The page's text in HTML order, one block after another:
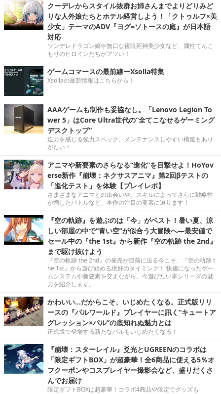
クーデレからスタイル抜群お姉さんまでよりどりみど
りな人外娘たちとホテル経営しよう！「クトゥルフ×美
少女」テーマのADV『ヨグ=ソトースの庭』が日本語
対応
ツンデレドラゴン娘や無口な複眼死神美少女など、属性てんこ
もりのヒロインたちがアツい！
ゲームコマースの最前線ーXsolla特集
Xsollaの最新情報はこちらから！
AAAゲームも制作も妥協なし。「Lenovo Legion To
wer 5」はCore Ultra世代の“全てこなせるゲーミング
デスクトップ”
迫力を感じる強力スペック。メンテナンスしやすい構造もあり
がたい！
アニマや新要素のさらなる“進化”を目撃せよ！HoYov
erse新作『崩壊：ネクサスアニマ』第2回βテストの
「進化テスト」を体験【プレイレポ】
さまざまなアニマとの出会いや、スキルによってさらに戦略性
が増したバトルなど、本作の注目の要素に迫ります！
『空の軌跡』を遊ぶのは「今」がベスト！暑い夏、涼
しい部屋の中で“青い空”が似合う大冒険へ―最安値で
セール中の『the 1st』から新作『空の軌跡 the 2nd』
まで駆け抜けよう
『空の軌跡 the 2nd』の発売が目前に迫る今こそ、『空の軌跡 t
he 1st』から遊び始める絶好のタイミング！ 快適になったゲー
ムシステムや新要素を交えながら、今遊びたい本シリーズの魅
力を紹介します。
かわいい…だからこそ、いじめたくなる。正式版リリ
ースの『パルワールド』プレイヤーに訊く“キュートア
グレッション×パル”の底知れぬ魅力とは
正式版で登場する新たなパルもいじめたくなる！
『崩壊：スターレイル』爻光とUGREENのコラボは
「限定ギフトBOX」が超豪華！全6商品に使える5％オ
フクーポンやコスプレイヤー撮影会など、盛りだくさ
んでお届け
限定ギフトBOXは超豪華！コラボ4商品や限定でグッズも